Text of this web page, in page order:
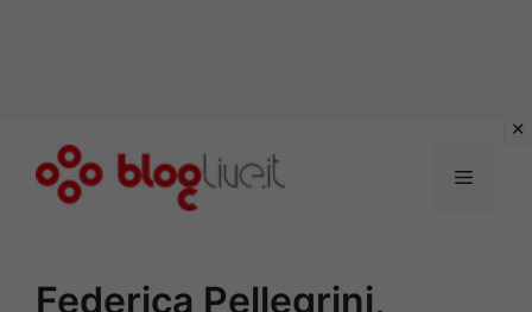
Menu
Federica Pellegrini,